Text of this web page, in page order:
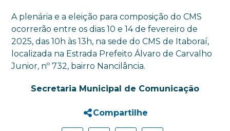
A plenária e a eleição para composição do CMS
ocorrerão entre os dias 10 e 14 de fevereiro de
2025, das 10h às 13h, na sede do CMS de Itaboraí,
localizada na Estrada Prefeito Álvaro de Carvalho
Junior, nº 732, bairro Nancilância.
Secretaria Municipal de Comunicação
Compartilhe